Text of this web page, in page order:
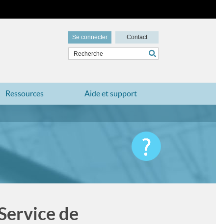
Se connecter Contact
Ressources Aide et support
de